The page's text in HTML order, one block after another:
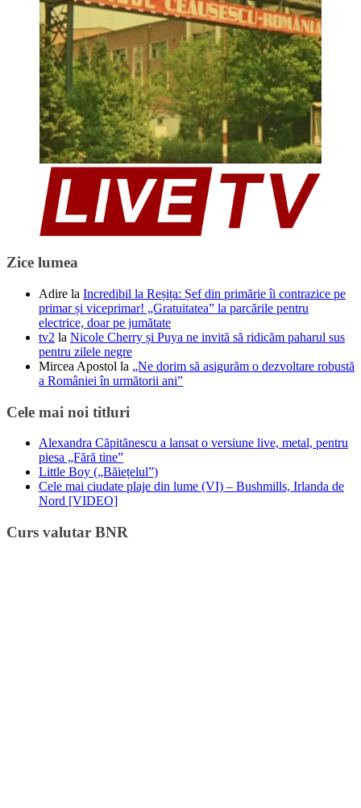
Zice lumea
Adire la Incredibil la Reșița: Șef din primărie îi contrazice pe
primar și viceprimar! „Gratuitatea” la parcările pentru
electrice, doar pe jumătate
tv2 la Nicole Cherry și Puya ne invită să ridicăm paharul sus
pentru zilele negre
Mircea Apostol la „Ne dorim să asigurăm o dezvoltare robustă
a României în următorii ani”
Cele mai noi titluri
Alexandra Căpitănescu a lansat o versiune live, metal, pentru
piesa „Fără tine”
Little Boy („Băiețelul”)
Cele mai ciudate plaje din lume (VI) – Bushmills, Irlanda de
Nord [VIDEO]
Curs valutar BNR